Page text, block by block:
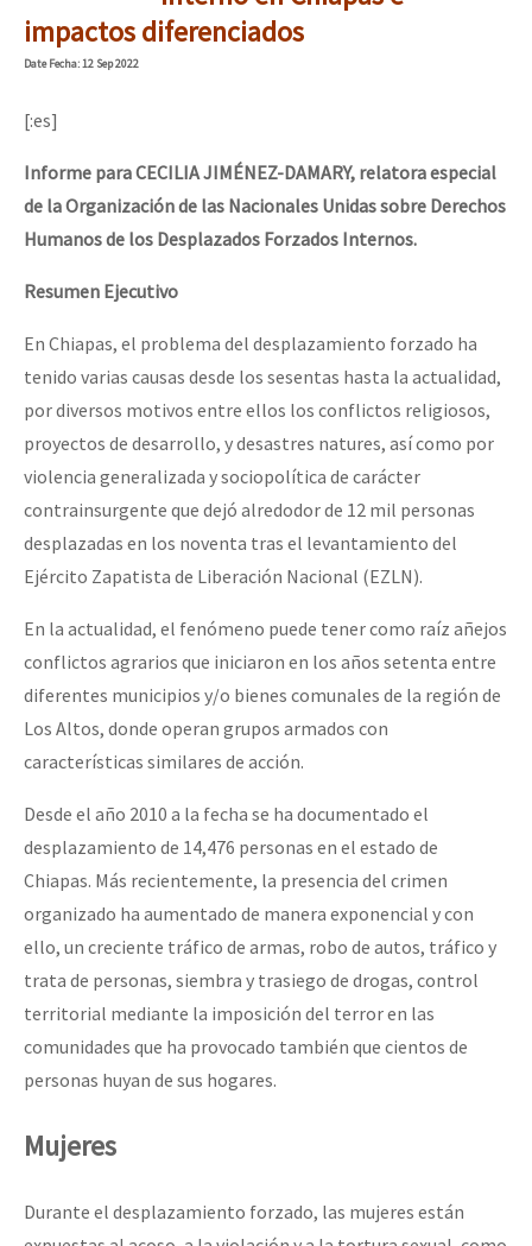
Mundo
EZLN
Megaproyectos
Migración
Presos
Mujeres
Niñxs
ETIQUETAS
MULTIMEDIA
Audio
Fotorreportaje
Otras secciones
Semillero Guerra contra la Humanidad. (Las poblaciones y
la naturaleza bajo asedio)
Medios Libres
Eventos
Contacto
Dia 1: Encontro “Guerra contra a Humanidade”
[CDMX – 20 julio] Jornadas globales por la libertad de Jesús
“Sonhando a Terra do Bem Virá” se publica no Estado Espanhol
Se o México sabe, que o mundo saiba! Nossas lutas pela
impactos diferenciados
DateFecha: 12 Sep 2022
[:es]
Informe para CECILIA JIMÉNEZ-DAMARY, relatora especial
de la Organización de las Nacionales Unidas sobre Derechos
Humanos de los Desplazados Forzados Internos.
Resumen Ejecutivo
En Chiapas, el problema del desplazamiento forzado ha
tenido varias causas desde los sesentas hasta la actualidad,
por diversos motivos entre ellos los conflictos religiosos,
proyectos de desarrollo, y desastres natures, así como por
violencia generalizada y sociopolítica de carácter
contrainsurgente que dejó alredodor de 12 mil personas
desplazadas en los noventa tras el levantamiento del
Ejército Zapatista de Liberación Nacional (EZLN).
En la actualidad, el fenómeno puede tener como raíz añejos
conflictos agrarios que iniciaron en los años setenta entre
diferentes municipios y/o bienes comunales de la región de
Los Altos, donde operan grupos armados con
características similares de acción.
Desde el año 2010 a la fecha se ha documentado el
desplazamiento de 14,476 personas en el estado de
Chiapas. Más recientemente, la presencia del crimen
organizado ha aumentado de manera exponencial y con
ello, un creciente tráfico de armas, robo de autos, tráfico y
trata de personas, siembra y trasiego de drogas, control
territorial mediante la imposición del terror en las
comunidades que ha provocado también que cientos de
personas huyan de sus hogares.
Mujeres
Durante el desplazamiento forzado, las mujeres están